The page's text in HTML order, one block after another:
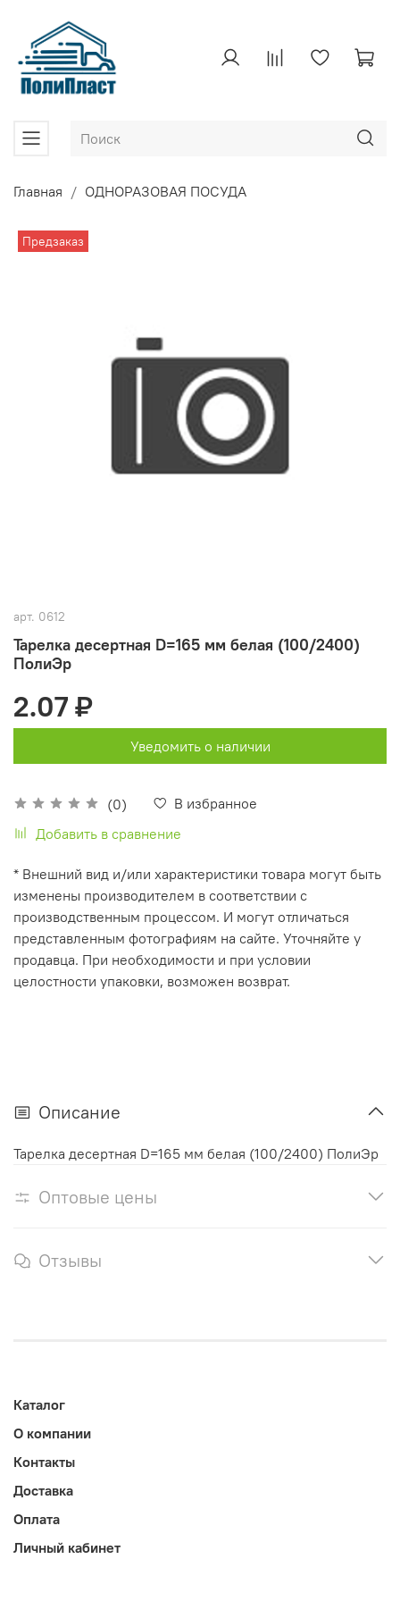
Главная ОДНОРАЗОВАЯ ПОСУДА
Предзаказ
арт. 0612
Тарелка десертная D=165 мм белая (100/2400)
ПолиЭр
(0)
В избранное
Добавить в сравнение
2.07 ₽
Уведомить о наличии
* Внешний вид и/или характеристики товара могут быть
изменены производителем в соответствии с
производственным процессом. И могут отличаться
представленным фотографиям на сайте. Уточняйте у
продавца. При необходимости и при условии
целостности упаковки, возможен возврат.
Описание
Тарелка десертная D=165 мм белая (100/2400) ПолиЭр
Оптовые цены
Отзывы
Каталог
О компании
Контакты
Доставка
Оплата
Личный кабинет